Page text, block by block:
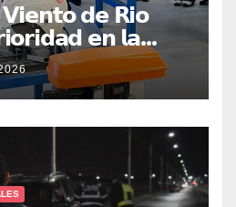
𝗱𝗲 𝗥𝗶𝗼
𝗲𝗻 𝗹𝗮
𝗲𝗻 𝗲𝗹 𝗶𝗻𝗶𝗰𝗶𝗼
𝗶𝗻𝗱𝘂𝘀𝘁𝗿𝗶𝗮𝗹𝗲𝘀